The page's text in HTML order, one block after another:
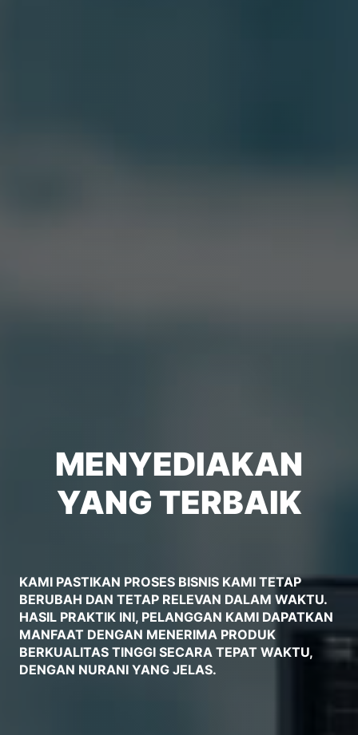
MENYEDIAKAN
YANG TERBAIK
KAMI PASTIKAN PROSES BISNIS KAMI TETAP
BERUBAH DAN TETAP RELEVAN DALAM WAKTU.
HASIL PRAKTIK INI, PELANGGAN KAMI DAPATKAN
MANFAAT DENGAN MENERIMA PRODUK
BERKUALITAS TINGGI SECARA TEPAT WAKTU,
DENGAN NURANI YANG JELAS.